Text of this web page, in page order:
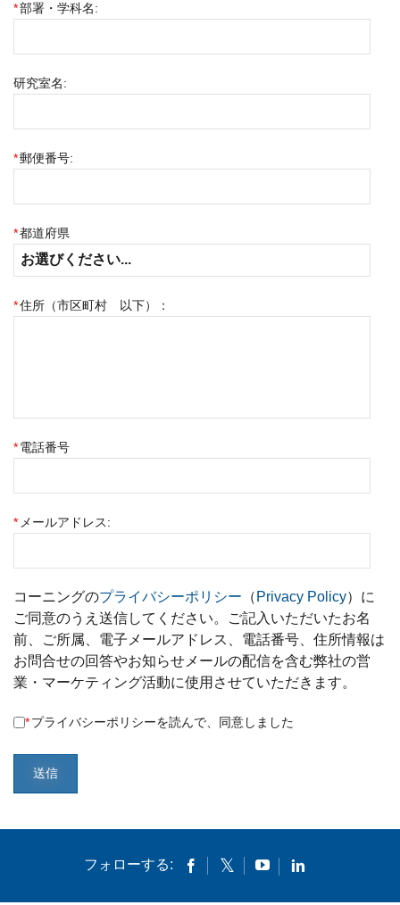
*部署・学科名:
研究室名:
*郵便番号:
*都道府県
*住所（市区町村 以下）：
*電話番号
* メールアドレス:
コーニングのプライバシーポリシー （ Privacy Policy）に
ご同意のうえ送信してください。ご記入いただいたお名
前、ご所属、電子メールアドレス、電話番号、住所情報は
お問合せの回答やお知らせメールの配信を含む弊社の営
業・マーケティング活動に使用させていただきます。
* プライバシーポリシーを読んで、同意しました
送信
フォローする: